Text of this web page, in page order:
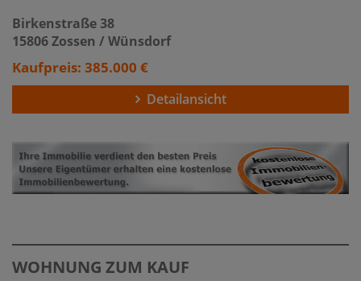
Birkenstraße 38
15806 Zossen / Wünsdorf
Kaufpreis: 385.000 €
Detailansicht
WOHNUNG ZUM KAUF